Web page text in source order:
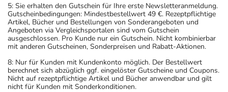
5: Sie erhalten den Gutschein für Ihre erste Newsletteranmeldung.
Gutscheinbedingungen: Mindestbestellwert 49 €. Rezeptpflichtige
Artikel, Bücher und Bestellungen von Sonderangeboten und
Angeboten via Vergleichsportalen sind vom Gutschein
ausgeschlossen. Pro Kunde nur ein Gutschein. Nicht kombinierbar
mit anderen Gutscheinen, Sonderpreisen und Rabatt-Aktionen.
8: Nur für Kunden mit Kundenkonto möglich. Der Bestellwert
berechnet sich abzüglich ggf. eingelöster Gutscheine und Coupons.
Nicht auf rezeptpflichtige Artikel und Bücher anwendbar und gilt
nicht für Kunden mit Sonderkonditionen.